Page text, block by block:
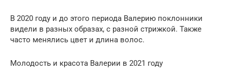
В 2020 году и до этого периода Валерию поклонники
видели в разных образах, с разной стрижкой. Также
часто менялись цвет и длина волос.
Молодость и красота Валерии в 2021 году